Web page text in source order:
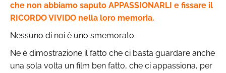
che non abbiamo saputo APPASSIONARLI e fissare il
RICORDO VIVIDO nella loro memoria.
Nessuno di noi è uno smemorato.
Ne è dimostrazione il fatto che ci basta guardare anche
una sola volta un film ben fatto, che ci appassiona, per